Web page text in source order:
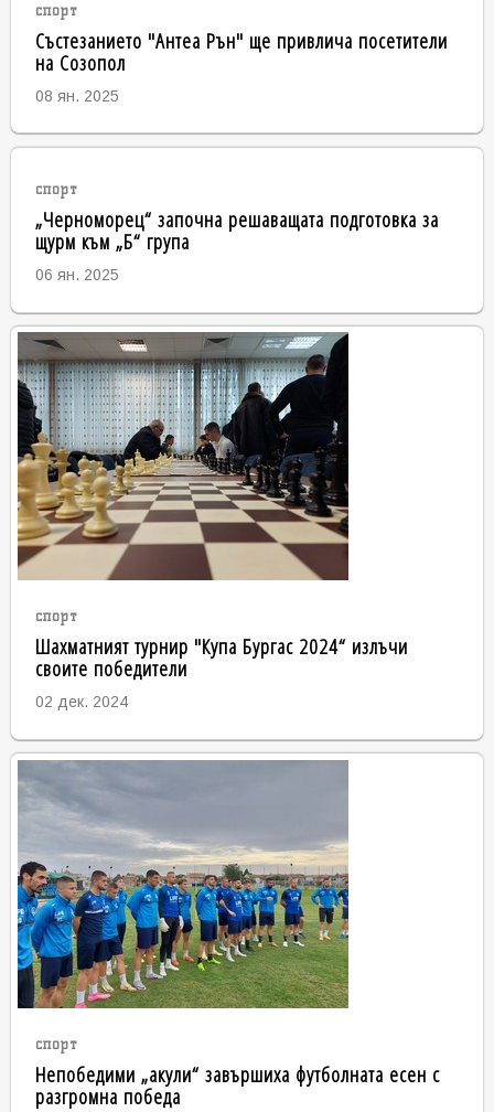
спорт
Състезанието "Антеа Рън" ще привлича посетители
на Созопол
08 ян. 2025
спорт
„Черноморец“ започна решаващата подготовка за
щурм към „Б“ група
06 ян. 2025
спорт
Шахматният турнир "Купа Бургас 2024“ излъчи
своите победители
02 дек. 2024
спорт
Непобедими „акули“ завършиха футболната есен с
разгромна победа